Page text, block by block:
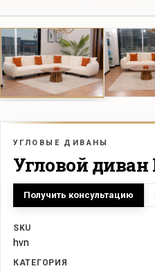
УГЛОВЫЕ ДИВАНЫ
Угловой диван
Получить консультацию
SKU
hvn
КАТЕГОРИЯ